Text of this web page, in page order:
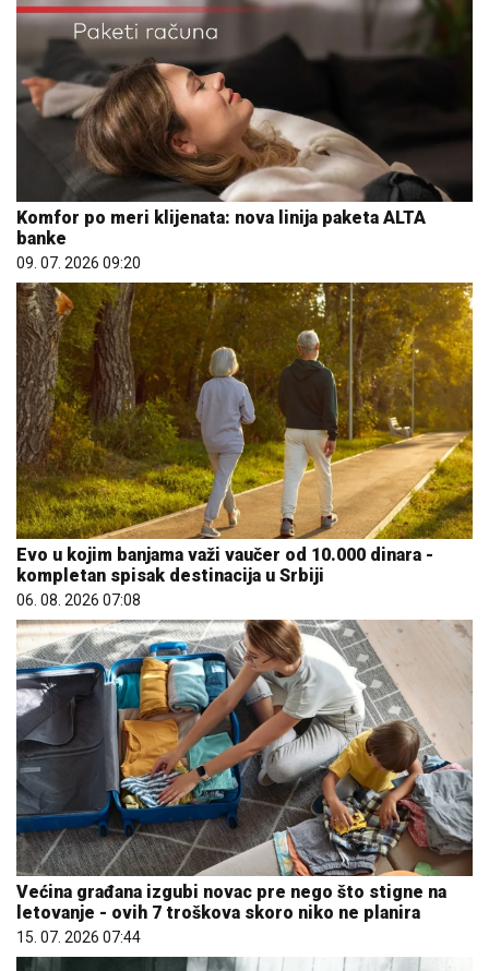
Komfor po meri klijenata: nova linija paketa ALTA
banke
09. 07. 2026 09:20
Evo u kojim banjama važi vaučer od 10.000 dinara -
kompletan spisak destinacija u Srbiji
06. 08. 2026 07:08
Većina građana izgubi novac pre nego što stigne na
letovanje - ovih 7 troškova skoro niko ne planira
15. 07. 2026 07:44